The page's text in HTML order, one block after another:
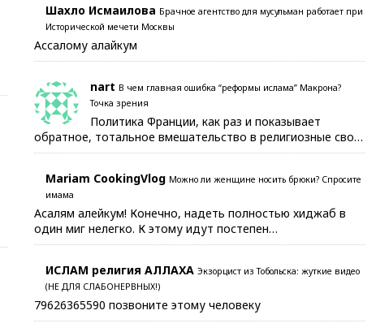
Шахло Исмаилова Брачное агентство для мусульман работает при
Исторической мечети Москвы
Ассалому алайкум
nart В чем главная ошибка “реформы ислама” Макрона?
Точка зрения
Политика Франции, как раз и показывает
обратное, тотальное вмешательство в религиозные сво…
Mariam CookingVlog Можно ли женщине носить брюки? Спросите
имама
Асалям алейкум! Конечно, надеть полностью хиджаб в
один миг нелегко. К этому идут постепен…
ИСЛАМ религия АЛЛАХА Экзорцист из Тобольска: жуткие видео
(НЕ ДЛЯ СЛАБОНЕРВНЫХ!)
79626365590 позвоните этому человеку